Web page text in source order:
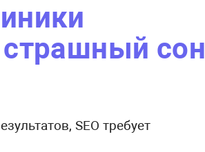
сон
SEO требует